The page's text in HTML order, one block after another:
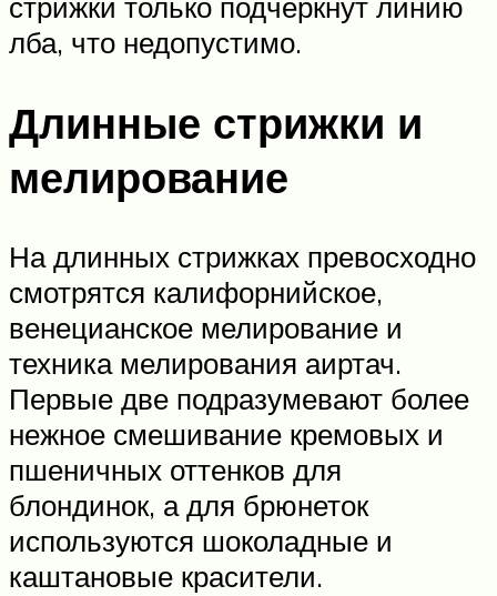
лба, что недопустимо.
Длинные стрижки и
мелирование
На длинных стрижках превосходно
смотрятся калифорнийское,
венецианское мелирование и
техника мелирования аиртач.
Первые две подразумевают более
нежное смешивание кремовых и
пшеничных оттенков для
блондинок, а для брюнеток
используются шоколадные и
каштановые красители.